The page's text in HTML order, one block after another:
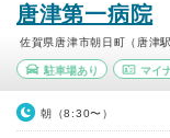
唐津第一病院
佐賀県唐津市朝日町（唐津駅
駐車場あり マイ
朝（8:30〜）